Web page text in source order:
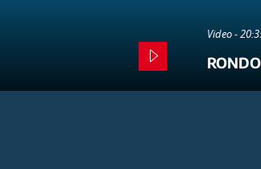
Video -